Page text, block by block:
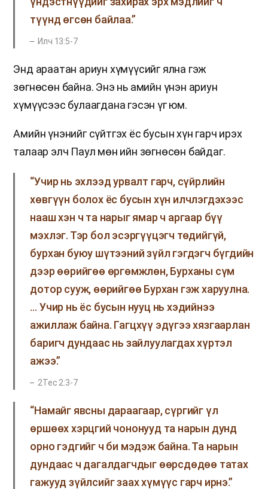
түүнд өгсөн байлаа.”
Илч 13:5-7
Энд араатан ариун хүмүүсийг ялна гэж
зөгнөсөн байна. Энэ нь амийн үнэн ариун
хүмүүсээс булаагдана гэсэн үг юм.
Амийн үнэнийг сүйтгэх ёс бусын хүн гарч ирэх
талаар элч Паул мөн ийн зөгнөсөн байдаг.
“Учир нь эхлээд урвалт гарч, сүйрлийн
хөвгүүн болох ёс бусын хүн илчлэгдэхээс
нааш хэн ч та нарыг ямар ч аргаар бүү
мэхлэг. Тэр бол эсэргүүцэгч төдийгүй,
бурхан буюу шүтээний зүйл гэгдэгч бүгдийн
дээр өөрийгөө өргөмжлөн, Бурханы сүм
дотор сууж, өөрийгөө Бурхан гэж харуулна.
… Учир нь ёс бусын нууц нь хэдийнээ
ажиллаж байна. Гагцхүү эдүгээ хязгаарлан
баригч дундаас нь зайлуулагдах хүртэл
ажээ.”
2Тес 2:3-7
“Намайг явсны дараагаар, сүргийг үл
өршөөх хэрцгий чононууд та нарын дунд
орно гэдгийг ч би мэдэж байна. Та нарын
дундаас ч дагалдагчдыг өөрсдөдөө татах
гажууд зүйлсийг заах хүмүүс гарч ирнэ.”